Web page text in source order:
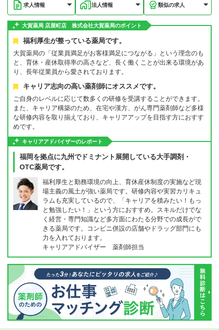
求人情報 法人情報 類似の求人
大賀薬局 店屋町店 株式会社大賀薬局のポイント
福利厚生が整っている薬局です。
大賀薬局の「従業員満足がお客様満足につながる」という理念のも
と、育休・産休取得率の高さなど、長く働くことが出来る環境があ
り、長年従業員から愛されております。
キャリア志向の高い薬剤師にオススメです。
ご自身のレベルに応じて数多くの研修を受講することができます。
また、キャリア構築のため、在宅や漢方、がん専門薬剤師など多様
な研修内容を取り揃えており、キャリアアップを目指す方におすす
めです。
キャリアアドバイザーのレポート
福岡を拠点に九州でドミナント展開している大手調剤・
OTC薬局です。
福利厚生と勤務環境の向上、育休産休制度の実施など現
場主義の風土が強い薬局です。研修内容や実習カリキュ
ラムも充実しているので、「キャリアを積みたい！もっ
と勉強したい！」という方におすすめ。スキルだけでな
く経営・専門知識など多方面にわたる分野での成長がで
きる薬局です。コンビニ併設の店舗やドラッグ部門にも
力を入れております。
キャリアアドバイザー 薬剤師担当